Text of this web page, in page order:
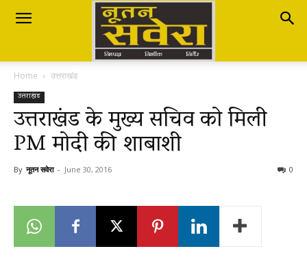
Nutan
Savera
नूतन
Home उत्तराखंड
उत्तराखंड
उत्तराखंड के मुख्य सचिव को मिली
PM मोदी की शाबाशी
By नूतन सवेरा - June 30, 2016 0